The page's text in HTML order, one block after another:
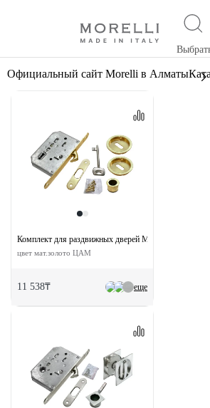
Официальный сайт Morelli в Алматы
еще
Комплект для раздвижных дверей MHS-1 L SG с
цвет мат.золото ЦАМ
11 538₸